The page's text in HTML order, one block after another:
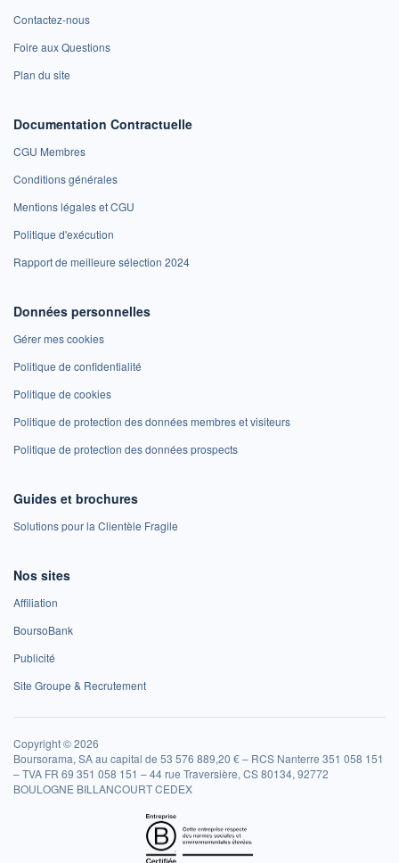
Contactez-nous
Foire aux Questions
Plan du site
Documentation Contractuelle
CGU Membres
Conditions générales
Mentions légales et CGU
Politique d'exécution
Rapport de meilleure sélection 2024
Données personnelles
Gérer mes cookies
Politique de confidentialité
Politique de cookies
Politique de protection des données membres et visiteurs
Politique de protection des données prospects
Guides et brochures
Solutions pour la Clientèle Fragile
Nos sites
Affiliation
BoursoBank
Publicité
Site Groupe & Recrutement
Copyright © 2026
Boursorama, SA au capital de 53 576 889,20 € – RCS Nanterre 351 058 151
– TVA FR 69 351 058 151 – 44 rue Traversière, CS 80134, 92772
BOULOGNE BILLANCOURT CEDEX